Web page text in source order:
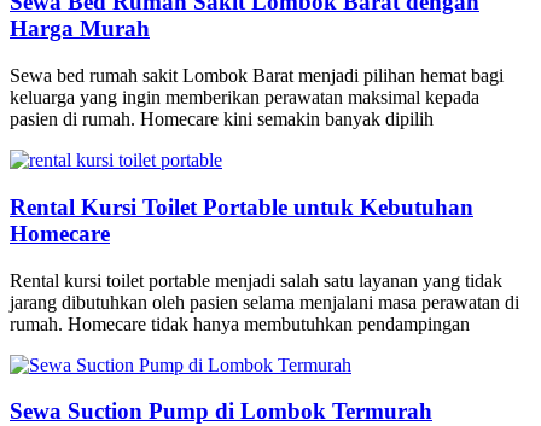
Harga Murah
Sewa bed rumah sakit Lombok Barat menjadi pilihan hemat bagi
keluarga yang ingin memberikan perawatan maksimal kepada
pasien di rumah. Homecare kini semakin banyak dipilih
Rental Kursi Toilet Portable untuk Kebutuhan
Homecare
Rental kursi toilet portable menjadi salah satu layanan yang tidak
jarang dibutuhkan oleh pasien selama menjalani masa perawatan di
rumah. Homecare tidak hanya membutuhkan pendampingan
Sewa Suction Pump di Lombok Termurah